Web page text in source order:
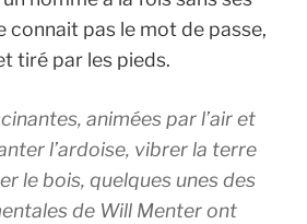
connait pas le mot de passe,
tiré par les pieds.
animées par l’air et
l’ardoise, vibrer la terre
le bois, quelques unes des
de Will Menter ont